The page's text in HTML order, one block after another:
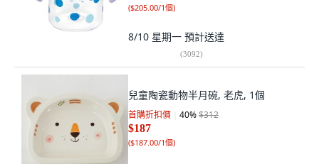
($205.00/1個)
8/10 星期一 預計送達
(3092)
兒童陶瓷動物半月碗, 老虎, 1個
首購折扣價 40%$312
$187
($187.00/1個)